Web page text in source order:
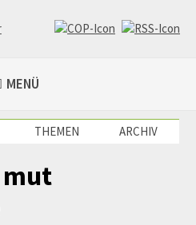
MENÜ
mut
THEMEN ARCHIV